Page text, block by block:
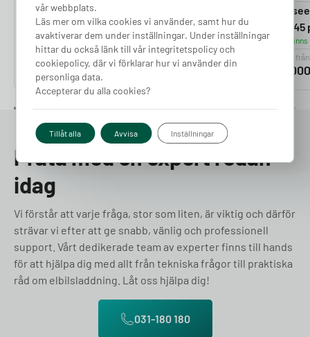
Perific Max
Lastbalanserare
Finns i lager
4 190kr
RJ12 port
Finns i lager
Pris från
2 000kr
Pris från
2
Prata med en expert redan
idag
Vi förstår att varje fråga, stor som liten, är viktig och därför
strävar vi efter att ge snabb, vänlig och professionell
support. Vårt dedikerade team av experter finns till hands
för att hjälpa dig med allt från tekniska frågor till praktiska
råd om elbilsladdning. Låt oss hjälpa dig!
031-180 180
vår webbplats.
Läs mer om vilka cookies vi använder, samt hur du
avaktiverar dem under inställningar. Under inställningar
hittar du också länk till vår integritetspolicy och
cookiepolicy, där vi förklarar hur vi använder din
personliga data.
Accepterar du alla cookies?
Tillåt alla Avvisa Inställningar